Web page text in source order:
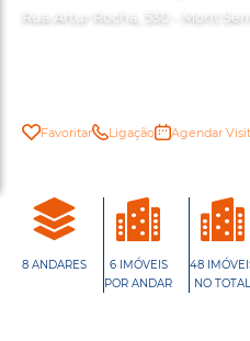
Rua Artur Rocha, 530 - Mont
Favoritar Ligação Agendar
8 ANDARES
6 IMÓVEIS
POR ANDAR
48
NO TOTAL